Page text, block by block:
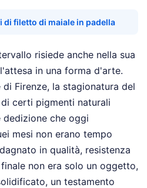
di filetto di maiale in padella
risiede anche nella sua
in una forma d'arte.
Firenze, la stagionatura del
certi pigmenti naturali
dedizione che oggi
mesi non erano tempo
in qualità, resistenza
non era solo un oggetto,
un testamento